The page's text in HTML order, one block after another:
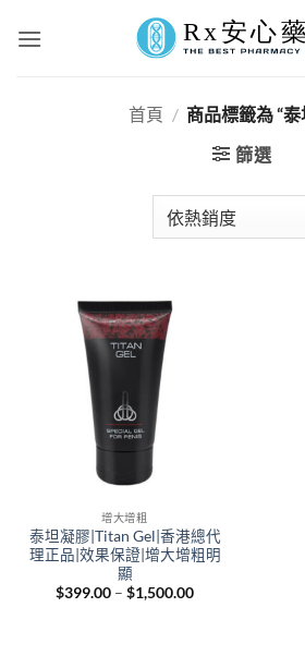
首頁 / 商品標籤為 “
篩選
增大增粗
泰坦凝膠|Titan Gel|香港總代
理正品|效果保證|增大增粗明
顯
$399.00 – $1,500.00Price